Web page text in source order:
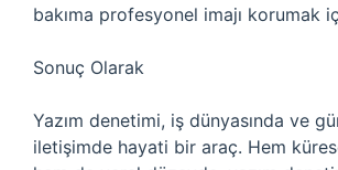
bakıma profesyonel imajı korumak
Sonuç Olarak
Yazım denetimi, iş dünyasında ve
iletişimde hayati bir araç. Hem